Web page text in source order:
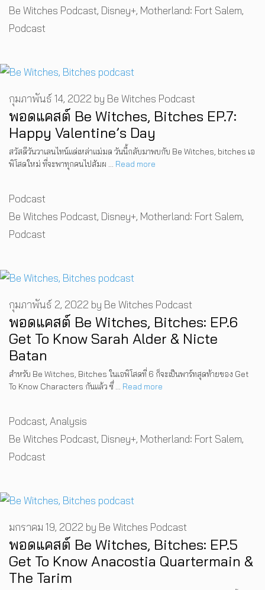
Tags
Be Witches Podcast, Disney+, Motherland: Fort Salem,
Podcast
พอดแคสต์ Be Witches, Bitches EP.7:
Happy Valentine’s Day
กุมภาพันธ์ 14, 2022 by Be Witches Podcast
สวัสดีวันวาเลนไทน์แด่เหล่าแม่มด วันนี้กลับมาพบกับ Be Witches, bitches เอ
พิโสดใหม่ ที่จะพาทุกคนไปสัมผ … Read more
Categories
Podcast
Tags
Be Witches Podcast, Disney+, Motherland: Fort Salem,
Podcast
พอดแคสต์ Be Witches, Bitches: EP.6
Get To Know Sarah Alder & Nicte
Batan
กุมภาพันธ์ 2, 2022 by Be Witches Podcast
สำหรับ Be Witches, Bitches ในเอพิโสดที่ 6 ก็จะเป็นพาร์ทสุดท้ายของ Get
To Know Characters กันแล้ว ซึ่ … Read more
Categories
Podcast, Analysis
Tags
Be Witches Podcast, Disney+, Motherland: Fort Salem,
Podcast
พอดแคสต์ Be Witches, Bitches: EP.5
Get To Know Anacostia Quartermain &
The Tarim
มกราคม 19, 2022 by Be Witches Podcast